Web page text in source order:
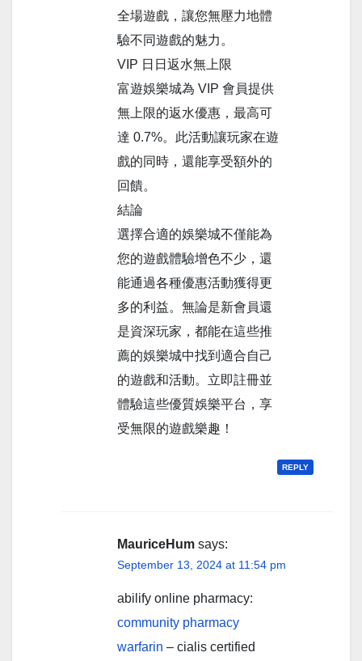
全場遊戲，讓您無壓力地體
驗不同遊戲的魅力。
VIP 日日返水無上限
富遊娛樂城為 VIP 會員提供
無上限的返水優惠，最高可
達 0.7%。此活動讓玩家在遊
戲的同時，還能享受額外的
回饋。
結論
選擇合適的娛樂城不僅能為
您的遊戲體驗增色不少，還
能通過各種優惠活動獲得更
多的利益。無論是新會員還
是資深玩家，都能在這些推
薦的娛樂城中找到適合自己
的遊戲和活動。立即註冊並
體驗這些優質娛樂平台，享
受無限的遊戲樂趣！
REPLY
MauriceHum says:
September 13, 2024 at 11:54 pm
abilify online pharmacy:
community pharmacy
warfarin – cialis certified